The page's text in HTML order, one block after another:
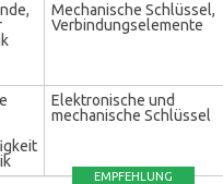
Mechanische Schlüssel,
Verbindungselemente
Elektronische und
mechanische Schlüssel
EMPFEHLUNG